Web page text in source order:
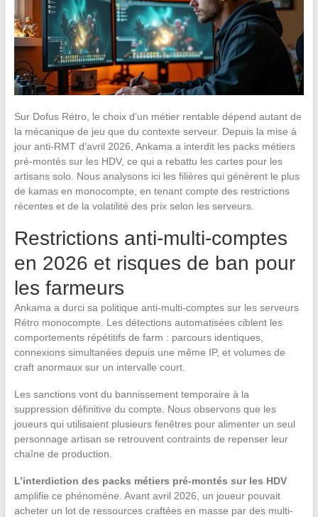
Sur Dofus Rétro, le choix d’un métier rentable dépend autant de
la mécanique de jeu que du contexte serveur. Depuis la mise à
jour anti-RMT d’avril 2026, Ankama a interdit les packs métiers
pré-montés sur les HDV, ce qui a rebattu les cartes pour les
artisans solo. Nous analysons ici les filières qui génèrent le plus
de kamas en monocompte, en tenant compte des restrictions
récentes et de la volatilité des prix selon les serveurs.
Restrictions anti-multi-comptes
en 2026 et risques de ban pour
les farmeurs
Ankama a durci sa politique anti-multi-comptes sur les serveurs
Rétro monocompte. Les détections automatisées ciblent les
comportements répétitifs de farm : parcours identiques,
connexions simultanées depuis une même IP, et volumes de
craft anormaux sur un intervalle court.
Les sanctions vont du bannissement temporaire à la
suppression définitive du compte. Nous observons que les
joueurs qui utilisaient plusieurs fenêtres pour alimenter un seul
personnage artisan se retrouvent contraints de repenser leur
chaîne de production.
L’interdiction des packs métiers pré-montés sur les HDV
amplifie ce phénomène. Avant avril 2026, un joueur pouvait
acheter un lot de ressources craftées en masse par des multi-